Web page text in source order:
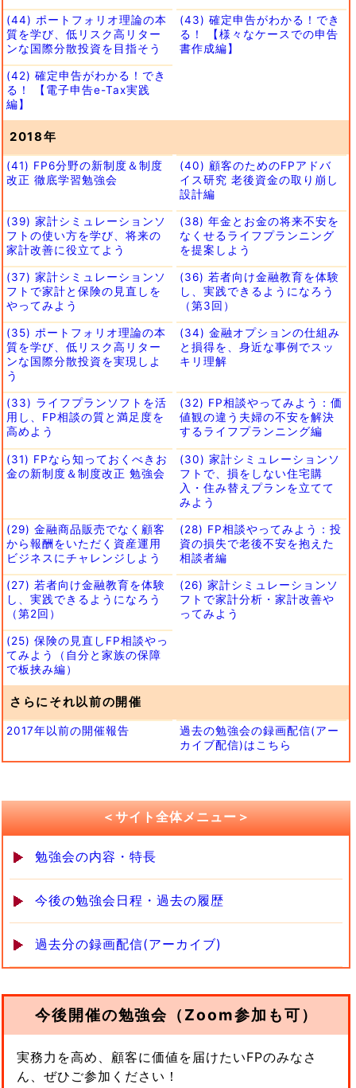
(44) ポートフォリオ理論の本
質を学び、低リスク高リター
ンな国際分散投資を目指そう
(43) 確定申告がわかる！でき
る！ 【様々なケースでの申告
書作成編】
(42) 確定申告がわかる！でき
る！ 【電子申告e-Tax実践
編】
2018年
(41) FP6分野の新制度＆制度
改正 徹底学習勉強会
(40) 顧客のためのFPアドバ
イス研究 老後資金の取り崩し
設計編
(39) 家計シミュレーションソ
フトの使い方を学び、将来の
家計改善に役立てよう
(38) 年金とお金の将来不安を
なくせるライフプランニング
を提案しよう
(37) 家計シミュレーションソ
フトで家計と保険の見直しを
やってみよう
(36) 若者向け金融教育を体験
し、実践できるようになろう
（第3回）
(35) ポートフォリオ理論の本
質を学び、低リスク高リター
ンな国際分散投資を実現しよ
う
(34) 金融オプションの仕組み
と損得を、身近な事例でスッ
キリ理解
(33) ライフプランソフトを活
用し、FP相談の質と満足度を
高めよう
(32) FP相談やってみよう：価
値観の違う夫婦の不安を解決
するライフプランニング編
(31) FPなら知っておくべきお
金の新制度＆制度改正 勉強会
(30) 家計シミュレーションソ
フトで、損をしない住宅購
入・住み替えプランを立てて
みよう
(29) 金融商品販売でなく顧客
から報酬をいただく資産運用
ビジネスにチャレンジしよう
(28) FP相談やってみよう：投
資の損失で老後不安を抱えた
相談者編
(27) 若者向け金融教育を体験
し、実践できるようになろう
（第2回）
(26) 家計シミュレーションソ
フトで家計分析・家計改善や
ってみよう
(25) 保険の見直しFP相談やっ
てみよう（自分と家族の保障
で板挟み編）
さらにそれ以前の開催
2017年以前の開催報告
過去の勉強会の録画配信(アー
カイブ配信)はこちら
＜サイト全体メニュー＞
勉強会の内容・特長
今後の勉強会日程・過去の履歴
過去分の録画配信(アーカイブ)
今後開催の勉強会（Zoom参加も可）
実務力を高め、顧客に価値を届けたいFPのみなさ
ん、ぜひご参加ください！